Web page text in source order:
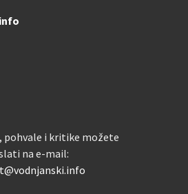
pohvale i kritike možete
na e-mail: